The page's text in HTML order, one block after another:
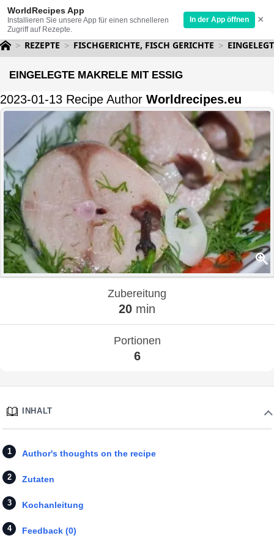
WorldRecipes App
Installieren Sie unsere App für einen schnelleren
Zugriff auf Rezepte.
In der App öffnen ×
REZEPTE FISCHGERICHTE, FISCH GERICHTE
EINGELEGTE MAKRELE MIT ESSIG
2023-01-13 Recipe Author Worldrecipes.eu
Zubereitung
20 min
Portionen
6
INHALT
Author's thoughts on the recipe
Zutaten
Kochanleitung
Feedback (0)